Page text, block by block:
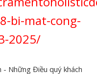
bi-mat-cong-
2025/